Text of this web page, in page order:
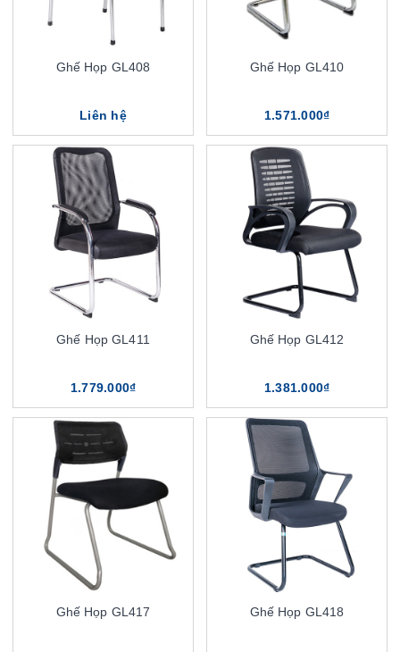
Ghế Họp GL408
Liên hệ
Ghế Họp GL410
1.571.000₫
Ghế Họp GL411
1.779.000₫
Ghế Họp GL412
1.381.000₫
Ghế Họp GL417 Ghế Họp GL418